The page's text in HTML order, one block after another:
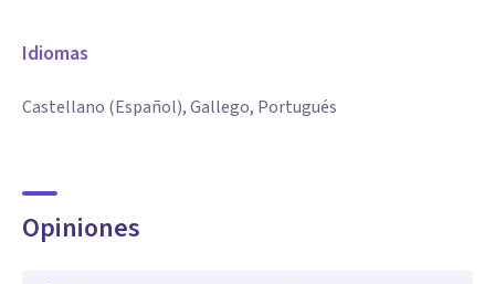
Idiomas
Castellano (Español), Gallego, Portugués
Opiniones